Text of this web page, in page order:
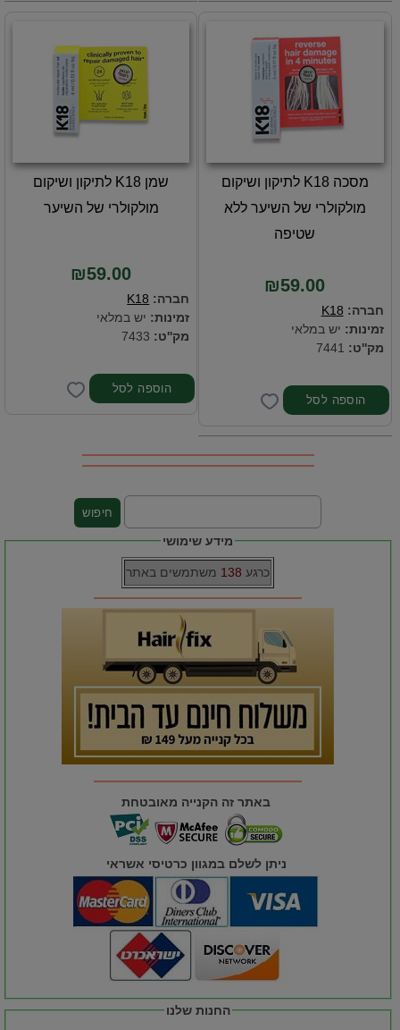
מסכה K18 לתיקון ושיקום
מולקולרי של השיער ללא
שטיפה
₪59.00
חברה: K18
זמינות: יש במלאי
מק''ט:
שמן K18 לתיקון ושיקום
מולקולרי של השיער
₪59.00
חברה: K18
זמינות: יש במלאי
מק''ט:
מידע שימושי
כרגע 138 משתמשים באתר
החנות שלנו